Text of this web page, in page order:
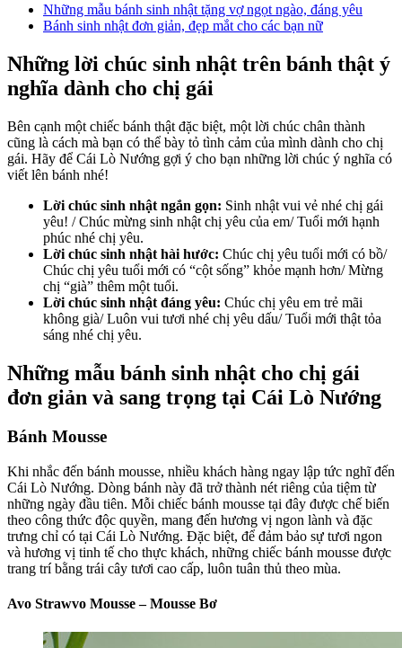
Những mẫu bánh sinh nhật tặng vợ ngọt ngào, đáng yêu
Bánh sinh nhật đơn giản, đẹp mắt cho các bạn nữ
Những lời chúc sinh nhật trên bánh thật ý
nghĩa dành cho chị gái
Bên cạnh một chiếc bánh thật đặc biệt, một lời chúc chân thành
cũng là cách mà bạn có thể bày tỏ tình cảm của mình dành cho chị
gái. Hãy để Cái Lò Nướng gợi ý cho bạn những lời chúc ý nghĩa có
viết lên bánh nhé!
Lời chúc sinh nhật ngắn gọn: Sinh nhật vui vẻ nhé chị gái
yêu! / Chúc mừng sinh nhật chị yêu của em/ Tuổi mới hạnh
phúc nhé chị yêu.
Lời chúc sinh nhật hài hước: Chúc chị yêu tuổi mới có bồ/
Chúc chị yêu tuổi mới có “cột sống” khỏe mạnh hơn/ Mừng
chị “già” thêm một tuổi.
Lời chúc sinh nhật đáng yêu: Chúc chị yêu em trẻ mãi
không già/ Luôn vui tươi nhé chị yêu dấu/ Tuổi mới thật tỏa
sáng nhé chị yêu.
Những mẫu bánh sinh nhật cho chị gái
đơn giản và sang trọng tại Cái Lò Nướng
Bánh Mousse
Khi nhắc đến bánh mousse, nhiều khách hàng ngay lập tức nghĩ đến
Cái Lò Nướng. Dòng bánh này đã trở thành nét riêng của tiệm từ
những ngày đầu tiên. Mỗi chiếc bánh mousse tại đây được chế biến
theo công thức độc quyền, mang đến hương vị ngon lành và đặc
trưng chỉ có tại Cái Lò Nướng. Đặc biệt, để đảm bảo sự tươi ngon
và hương vị tinh tế cho thực khách, những chiếc bánh mousse được
trang trí bằng trái cây tươi cao cấp, luôn tuân thủ theo mùa.
Avo Strawvo Mousse – Mousse Bơ